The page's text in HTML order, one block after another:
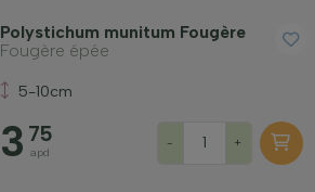
Polystichum munitum Fougère
Fougère épée
5-10cm
3 75
apd
- +